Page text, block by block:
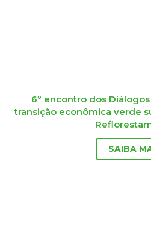
6º encontro dos
transição econômica verde
SAIBA